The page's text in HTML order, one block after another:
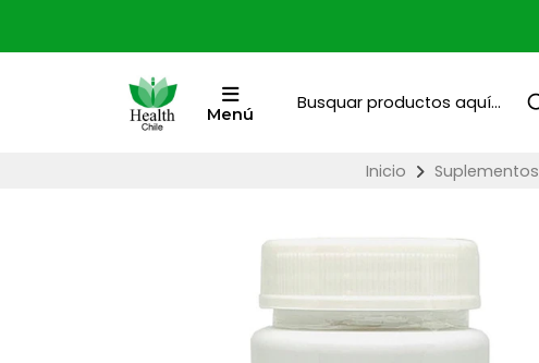
Menú
Inicio Suplementos